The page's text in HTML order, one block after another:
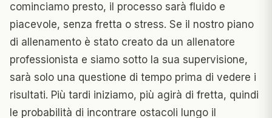
cominciamo presto, il processo sarà fluido e
piacevole, senza fretta o stress. Se il nostro piano
di allenamento è stato creato da un allenatore
professionista e siamo sotto la sua supervisione,
sarà solo una questione di tempo prima di vedere i
risultati. Più tardi iniziamo, più agirà di fretta, quindi
le probabilità di incontrare ostacoli lungo il